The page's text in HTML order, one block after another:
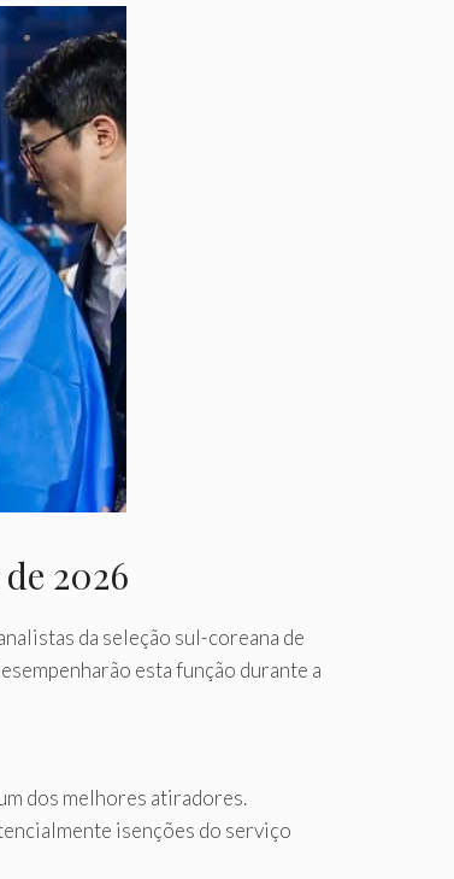
2026
da seleção sul-coreana de
esta função durante a
dos melhores atiradores.
isenções do serviço